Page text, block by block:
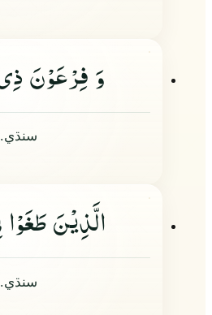
وَ فِرْعَوْنَ ذِی
الَّذِیْنَ طَغَوْا